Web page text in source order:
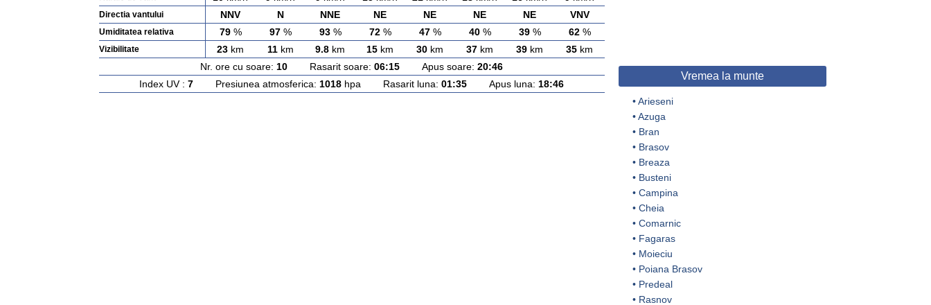
Directia vantului NNV N NNE NE NE NE NE VNV
Umiditatea relativa 79% 97% 93% 72% 47% 40% 39% 62%
Vizibilitate 23 km 11km 9.8 km 15 km 30 km 37 km 39 km 35 km
Nr. ore cu soare: 10 Rasarit soare: 06:15 Apus soare: 20:46
Index UV : 7 Presiunea atmosferica: 1018 hpa Rasarit luna: 01:35 Apus luna: 18:46
Vremea la munte
•Arieseni
•Azuga
• Bran
• Brasov
• Breaza
• Busteni
• Campina
• Cheia
• Comarnic
• Fagaras
• Moieciu
• Poiana Brasov
• Predeal
• Rasnov